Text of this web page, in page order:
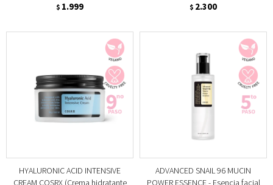
$ 1.999 $ 2.300
HYALURONIC ACID INTENSIVE
CREAM COSRX (Crema hidratante
ADVANCED SNAIL 96 MUCIN
POWER ESSENCE - Esencia facial